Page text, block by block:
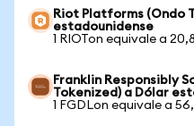
Riot Platforms (Ondo
estadounidense
1 RIOTon equivale a
Franklin Responsibly
Tokenized) a Dólar
1 FGDLon equivale a